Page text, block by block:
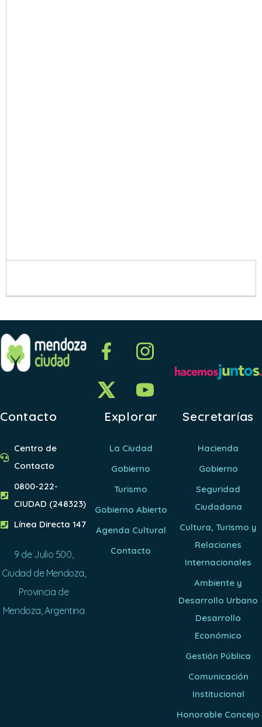
Contacto
Centro de
Contacto
0800-222-
CIUDAD (248323)
Línea Directa 147
9 de Julio 500,
Ciudad de Mendoza,
Provincia de
Mendoza, Argentina
Explorar
La Ciudad
Gobierno
Turismo
Gobierno Abierto
Agenda Cultural
Contacto
Secretarías
Hacienda
Gobierno
Seguridad
Ciudadana
Cultura, Turismo y
Relaciones
Internacionales
Ambiente y
Desarrollo Urbano
Desarrollo
Económico
Gestión Pública
Comunicación
Institucional
Honorable Concejo